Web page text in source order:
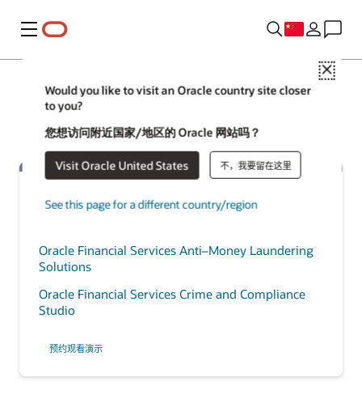
菜单
Close
Would you like to visit an Oracle country site closer
to you?
您想访问附近国家/地区的 Oracle 网站吗？
Visit Oracle United States 不，我要留在这里
See this page for a different country/region
Oracle Financial Services Anti–Money Laundering
Solutions
Oracle Financial Services Crime and Compliance
Studio
预约观看演示